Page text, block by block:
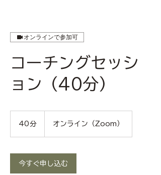
オンラインで参加可
コーチングセッシ
ョン（40分）
40分 オンライン（Zoom）
今すぐ申し込む